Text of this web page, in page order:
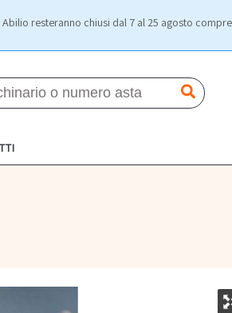
resteranno chiusi dal 7 al 25 agosto